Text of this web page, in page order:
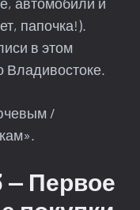
папочка!).
в этом
/
— Первое